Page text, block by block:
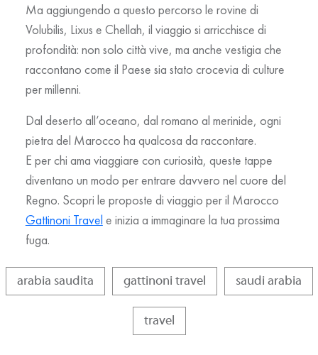
Ma aggiungendo a questo percorso le rovine di
Volubilis, Lixus e Chellah, il viaggio si arricchisce di
profondità: non solo città vive, ma anche vestigia che
raccontano come il Paese sia stato crocevia di culture
per millenni.
Dal deserto all’oceano, dal romano al merinide, ogni
pietra del Marocco ha qualcosa da raccontare.
E per chi ama viaggiare con curiosità, queste tappe
diventano un modo per entrare davvero nel cuore del
Regno. Scopri le proposte di viaggio per il Marocco
Gattinoni Travel e inizia a immaginare la tua prossima
fuga.
arabia saudita gattinoni travel saudi arabia
travel